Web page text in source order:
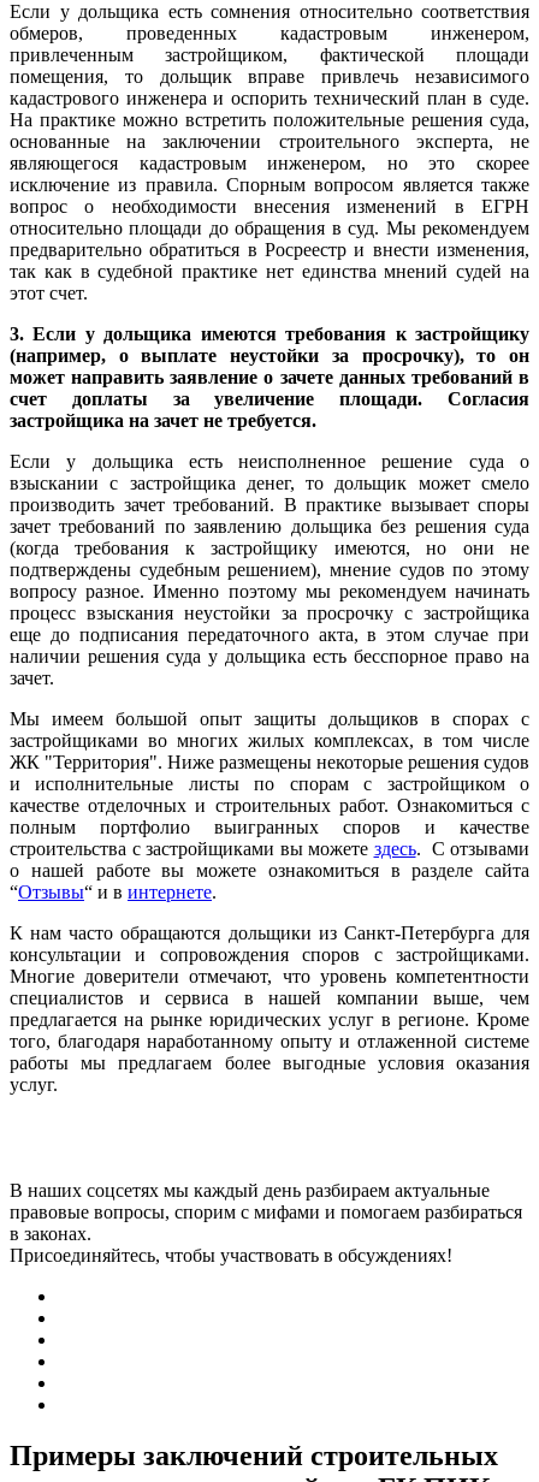
Если у дольщика есть сомнения относительно соответствия
обмеров, проведенных кадастровым инженером,
привлеченным застройщиком, фактической площади
помещения, то дольщик вправе привлечь независимого
кадастрового инженера и оспорить технический план в суде.
На практике можно встретить положительные решения суда,
основанные на заключении строительного эксперта, не
являющегося кадастровым инженером, но это скорее
исключение из правила. Спорным вопросом является также
вопрос о необходимости внесения изменений в ЕГРН
относительно площади до обращения в суд. Мы рекомендуем
предварительно обратиться в Росреестр и внести изменения,
так как в судебной практике нет единства мнений судей на
этот счет.
3. Если у дольщика имеются требования к застройщику
(например, о выплате неустойки за просрочку), то он
может направить заявление о зачете данных требований в
счет доплаты за увеличение площади. Согласия
застройщика на зачет не требуется.
Если у дольщика есть неисполненное решение суда о
взыскании с застройщика денег, то дольщик может смело
производить зачет требований. В практике вызывает споры
зачет требований по заявлению дольщика без решения суда
(когда требования к застройщику имеются, но они не
подтверждены судебным решением), мнение судов по этому
вопросу разное. Именно поэтому мы рекомендуем начинать
процесс взыскания неустойки за просрочку с застройщика
еще до подписания передаточного акта, в этом случае при
наличии решения суда у дольщика есть бесспорное право на
зачет.
Мы имеем большой опыт защиты дольщиков в спорах с
застройщиками во многих жилых комплексах, в том числе
ЖК "Территория". Ниже размещены некоторые решения судов
и исполнительные листы по спорам с застройщиком о
качестве отделочных и строительных работ. Ознакомиться с
полным портфолио выигранных споров и качестве
строительства с застройщиками вы можете здесь. С отзывами
о нашей работе вы можете ознакомиться в разделе сайта
“Отзывы“ и в интернете.
К нам часто обращаются дольщики из Санкт-Петербурга для
консультации и сопровождения споров с застройщиками.
Многие доверители отмечают, что уровень компетентности
специалистов и сервиса в нашей компании выше, чем
предлагается на рынке юридических услуг в регионе. Кроме
того, благодаря наработанному опыту и отлаженной системе
работы мы предлагаем более выгодные условия оказания
услуг.
В наших соцсетях мы каждый день разбираем актуальные
правовые вопросы, спорим с мифами и помогаем разбираться
в законах.
Присоединяйтесь, чтобы участвовать в обсуждениях!
Примеры заключений строительных